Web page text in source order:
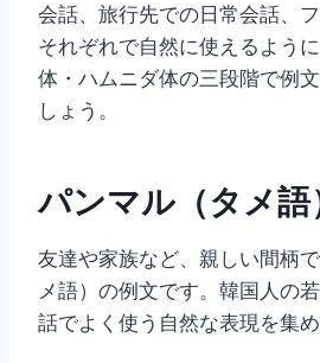
会話、旅行先での日常会話、フ
それぞれで自然に使えるよう
体・ハムニダ体の三段階で例
しょう。
パンマル（タメ語
友達や家族など、親しい間柄
メ語）の例文です。韓国人の
話でよく使う自然な表現を集め